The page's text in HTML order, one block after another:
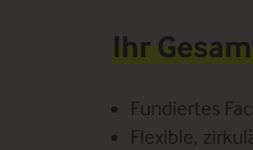
Ihr
Fundiertes
Flexible,